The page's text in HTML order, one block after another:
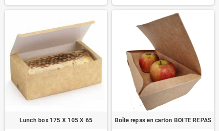
Lunch box 175 X 105 X 65 Boîte repas en carton BOITE REPAS